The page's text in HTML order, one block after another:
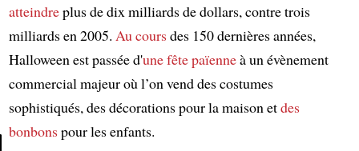
atteindreplus de dix milliards de dollars, contre trois
milliards en 2005. Au coursdes 150 dernières années,
Halloween est passée d'une fête païenneà un évènement
commercial majeur où l’on vend des costumes
sophistiqués, des décorations pour la maison etdes
bonbonspour les enfants.